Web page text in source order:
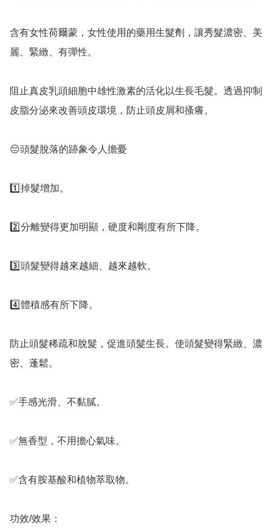
含有女性荷爾蒙，女性使用的藥用生髮劑，讓秀髮濃密、美
麗、緊緻、有彈性。
阻止真皮乳頭細胞中雄性激素的活化以生長毛髮。透過抑制
皮脂分泌來改善頭皮環境，防止頭皮屑和搔癢。
😔頭髮脫落的跡象令人擔憂
1️⃣掉髮增加。
2️⃣分離變得更加明顯，硬度和剛度有所下降。
3️⃣頭髮變得越來越細、越來越軟。
4️⃣體積感有所下降。
防止頭髮稀疏和脫髮，促進頭髮生長。使頭髮變得緊緻、濃
密、蓬鬆。
✅️手感光滑、不黏膩。
✅️無香型，不用擔心氣味。
✅️含有胺基酸和植物萃取物。
功效/效果：